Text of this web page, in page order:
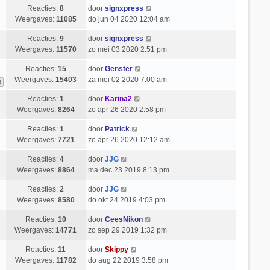
Reacties:8
Weergaves: 11085
door signxpress
do jun 04 2020 12:04 am
Reacties:9
Weergaves: 11570
door signxpress
zo mei 03 2020 2:51 pm
Reacties: 15
Weergaves:15403
door Genster
za mei 02 2020 7:00 am
Reacties:1
Weergaves: 8264
door Karina2
zo apr 26 2020 2:58 pm
Reacties:1
Weergaves: 7721
door Patrick
zo apr 26 2020 12:12 am
Reacties:4
Weergaves: 8864
door JJG
ma dec 23 2019 8:13 pm
Reacties:2
Weergaves: 8580
door JJG
do okt 24 2019 4:03 pm
Reacties: 10
Weergaves:14771
door CeesNikon
zo sep 29 2019 1:32 pm
Reacties:11
Weergaves: 11782
door Skippy
do aug 22 2019 3:58 pm